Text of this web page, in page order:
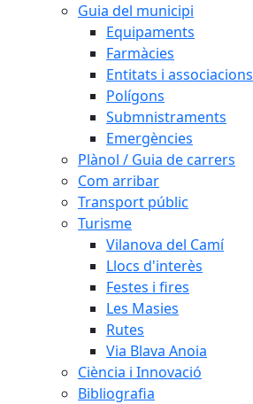
Guia del municipi
Equipaments
Farmàcies
Entitats i associacions
Polígons
Submnistraments
Emergències
Plànol / Guia de carrers
Com arribar
Transport públic
Turisme
Vilanova del Camí
Llocs d'interès
Festes i fires
Les Masies
Rutes
Via Blava Anoia
Ciència i Innovació
Bibliografia